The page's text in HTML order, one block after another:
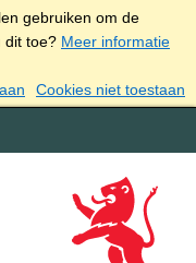
gebruiken om de
dit toe? Meer informatie
Cookies niet toestaan